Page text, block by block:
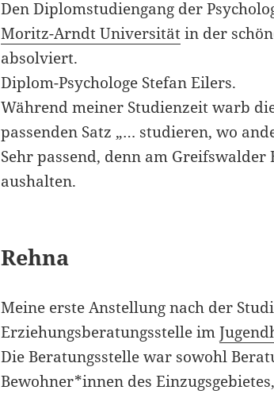
Den Diplomstudiengang der
Moritz-Arndt Universitätin der
absolviert.
Diplom-Psychologe Stefan Eilers.
Während meiner Studienzeit warb
passenden Satz „… studieren, wo
Sehr passend, denn am Greifswalder
aushalten.
Rehna
Meine erste Anstellung nach der
Erziehungsberatungsstelle im
Die Beratungsstelle war sowohl
Bewohner*innen des